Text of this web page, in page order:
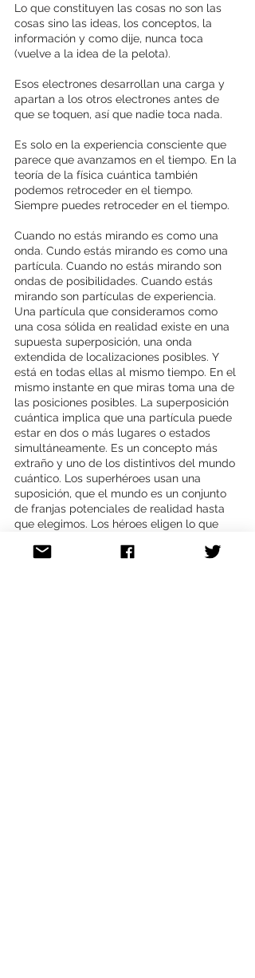
Lo que constituyen las cosas no son las
cosas sino las ideas, los conceptos, la
información y como dije, nunca toca
(vuelve a la idea de la pelota).
Esos electrones desarrollan una carga y
apartan a los otros electrones antes de
que se toquen, así que nadie toca nada.
Es solo en la experiencia consciente que
parece que avanzamos en el tiempo. En la
teoría de la física cuántica también
podemos retroceder en el tiempo.
Siempre puedes retroceder en el tiempo.
Cuando no estás mirando es como una
onda. Cundo estás mirando es como una
partícula. Cuando no estás mirando son
ondas de posibilidades. Cuando estás
mirando son partículas de experiencia.
Una partícula que consideramos como
una cosa sólida en realidad existe en una
supuesta superposición, una onda
extendida de localizaciones posibles. Y
está en todas ellas al mismo tiempo. En el
mismo instante en que miras toma una de
las posiciones posibles. La superposición
cuántica implica que una partícula puede
estar en dos o más lugares o estados
simultáneamente. Es un concepto más
extraño y uno de los distintivos del mundo
cuántico. Los superhéroes usan una
suposición, que el mundo es un conjunto
de franjas potenciales de realidad hasta
que elegimos. Los héroes eligen lo que
experimentar muchas posibilidades juntas